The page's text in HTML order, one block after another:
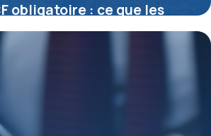
obligatoire : ce que les
vraiment savoir